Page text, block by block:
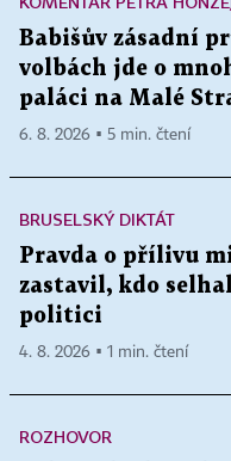
Babišův zásadní
volbách jde o
paláci na Malé
6. 8. 2026 ▪ 5 min. čtení
BRUSELSKÝ DIKTÁT
Pravda o přílivu
zastavil, kdo
politici
4. 8. 2026 ▪ 1 min. čtení
ROZHOVOR